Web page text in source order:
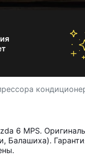
6 MPS.